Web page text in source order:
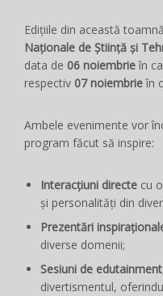
Edițiile din această
Naționale de Știință și
data de 06 noiembrieîn
respectiv 07 noiembrieîn
Ambele evenimente vor
program făcut să inspire:
Interacțiuni directe cu
și personalități din
Prezentări
diverse domenii;
Sesiuni de edutainment
divertismentul,